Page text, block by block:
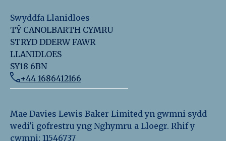
Swyddfa Llanidloes
TŶ CANOLBARTH CYMRU
STRYD DDERW FAWR
LLANIDLOES
SY18 6BN
+44 1686412166
Mae Davies Lewis Baker Limited yn gwmni sydd
wedi'i gofrestru yng Nghymru a Lloegr. Rhif y
cwmni: 11546737